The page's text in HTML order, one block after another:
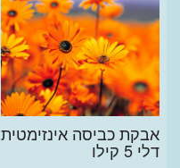
אבקת כביסה אינזימטית
דלי 5 קילו